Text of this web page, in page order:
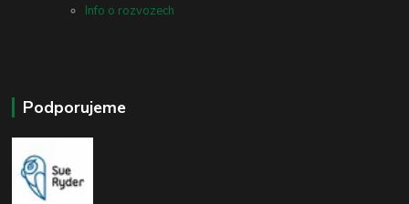
Info o rozvozech
Podporujeme